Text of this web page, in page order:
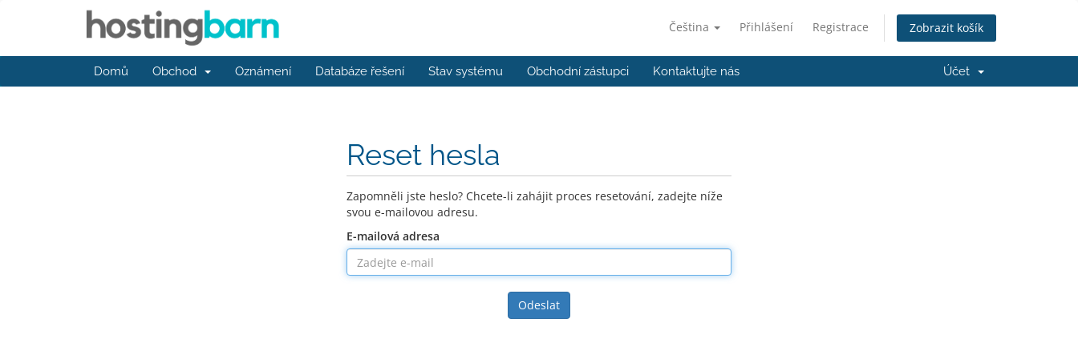
Čeština Přihlášení Registrace Zobrazit košík
Domů Obchod Oznámení Databáze řešení Stav systému Obchodní zástupci Kontaktujte nás Účet
Reset hesla
Zapomněli jste heslo? Chcete-li zahájit proces resetování, zadejte níže
svou e-mailovou adresu.
E-mailová adresa
Odeslat